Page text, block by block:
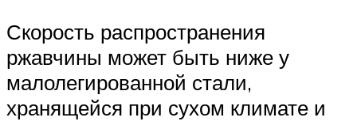
Скорость распространения
ржавчины может быть ниже у
малолегированной стали,
хранящейся при сухом климате и